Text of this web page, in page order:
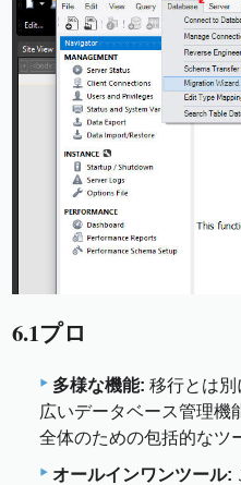
6.1プロ
多様な機能: 移行とは別
広いデータベース管理機
全体のための包括的なツ
オールインワンツール: